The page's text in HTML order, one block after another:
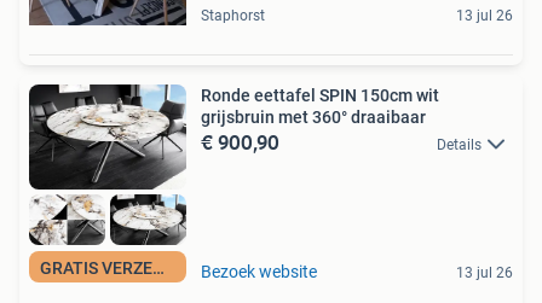
Staphorst 13 jul 26
GRATIS VERZENDING
Ronde eettafel SPIN 150cm wit
grijsbruin met 360° draaibaar
€ 900,90 Details
Bezoek website 13 jul 26